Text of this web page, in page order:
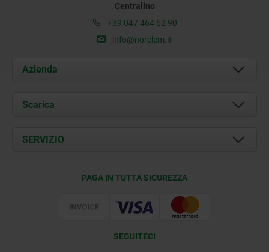
Centralino
+39 047 464 62 90
info@norelem.it
Azienda
Chi siamo
Contatti
Scarica
Documents
SERVIZIO
PAGA IN TUTTA SICUREZZA
SEGUITECI